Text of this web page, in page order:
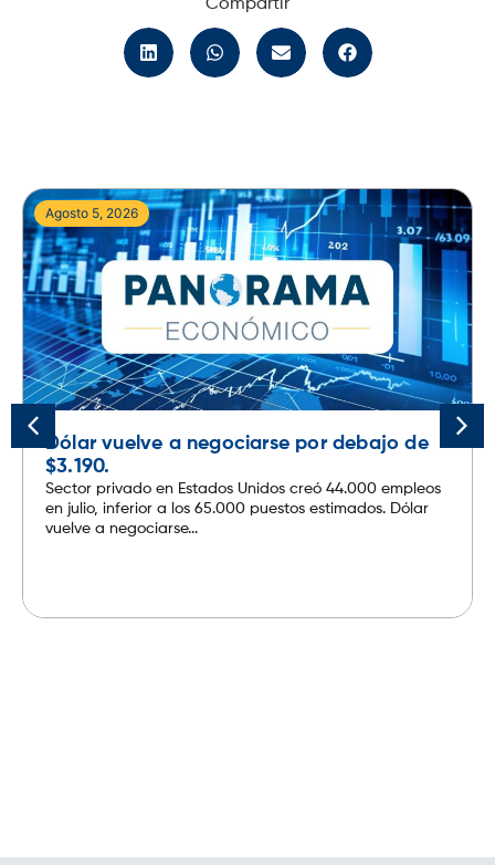
Compartir
Agosto 5, 2026
Dólar vuelve a negociarse por debajo de
$3.190.
Sector privado en Estados Unidos creó 44.000 empleos
en julio, inferior a los 65.000 puestos estimados. Dólar
vuelve a negociarse...